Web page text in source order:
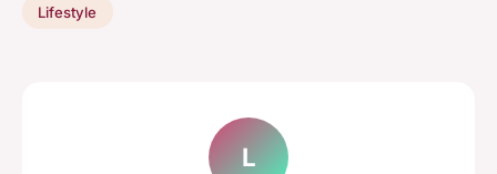
Lifestyle
L